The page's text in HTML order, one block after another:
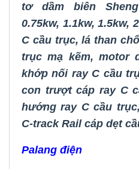
tơ dầm biên
0.75kw, 1.1kw, 1.5kw,
C cầu trục, lá than
trục mạ kẽm, motor
khớp nối ray C cầu
con trượt cáp ray C
hướng ray C cầu trục
C-track Rail cáp dẹt
Palang điện